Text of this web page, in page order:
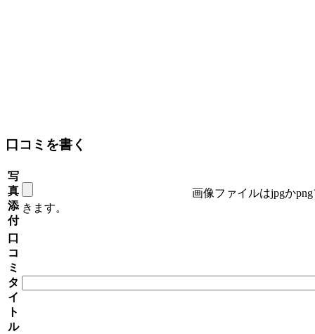
口コミを書く
写
真
添
付
画像ファイルはjpgか
きます。
口
コ
ミ
タ
イ
ト
ル